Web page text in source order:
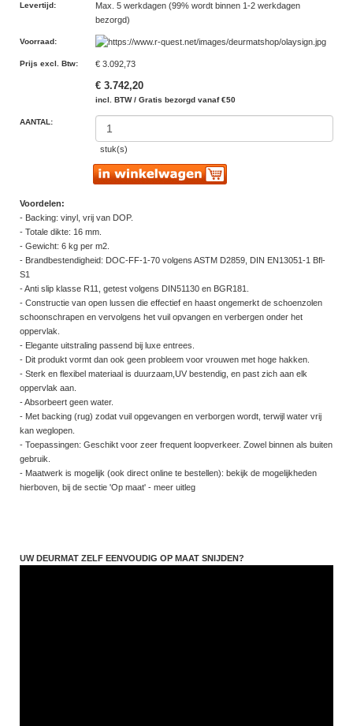
Levertijd :
Max. 5 werkdagen (99% wordt binnen 1-2 werkdagen
bezorgd)
Voorraad :
Prijs excl. Btw: € 3.092,73
€ 3.742,20
incl. BTW / Gratis bezorgd vanaf €50
AANTAL:
stuk(s)
Voordelen:
- Backing: vinyl, vrij van DOP.
- Totale dikte: 16 mm.
- Gewicht: 6 kg per m2.
- Brandbestendigheid: DOC-FF-1-70 volgens ASTM D2859, DIN EN13051-1 Bfl-
S1
- Anti slip klasse R11, getest volgens DIN51130 en BGR181.
- Constructie van open lussen die effectief en haast ongemerkt de schoenzolen
schoonschrapen en vervolgens het vuil opvangen en verbergen onder het
oppervlak.
- Elegante uitstraling passend bij luxe entrees.
- Dit produkt vormt dan ook geen probleem voor vrouwen met hoge hakken.
- Sterk en flexibel materiaal is duurzaam,UV bestendig, en past zich aan elk
oppervlak aan.
- Absorbeert geen water.
- Met backing (rug) zodat vuil opgevangen en verborgen wordt, terwijl water vrij
kan weglopen.
- Toepassingen: Geschikt voor zeer frequent loopverkeer. Zowel binnen als buiten
gebruik.
- Maatwerk is mogelijk (ook direct online te bestellen): bekijk de mogelijkheden
hierboven, bij de sectie 'Op maat' - meer uitleg
UW DEURMAT ZELF EENVOUDIG OP MAAT SNIJDEN?